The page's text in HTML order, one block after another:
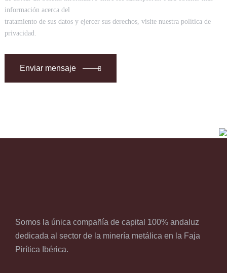
información acerca del
tratamiento de sus datos y ejercer sus derechos, visite nuestra política de
privacidad.
Enviar mensaje
Somos la única compañía de capital 100% andaluz
dedicada al sector de la minería metálica en la Faja
Pirítica Ibérica.